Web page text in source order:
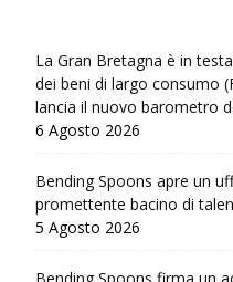
La Gran Bretagna è in
dei beni di largo consumo
lancia il nuovo barometro
6 Agosto 2026
Bending Spoons apre un
promettente bacino di
5 Agosto 2026